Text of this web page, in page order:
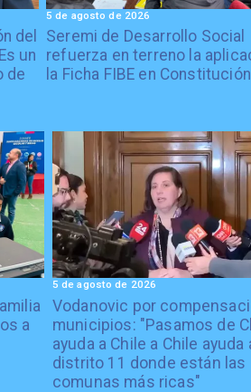
del
un
de
Seremi de Desarrollo Social
refuerza en terreno la
la Ficha FIBE en Constitución
5 de agosto de 2026
a
Vodanovic por
municipios: "Pasamos de
ayuda a Chile a Chile ayuda
distrito 11 donde están las
comunas más ricas"
5 de agosto de 2026